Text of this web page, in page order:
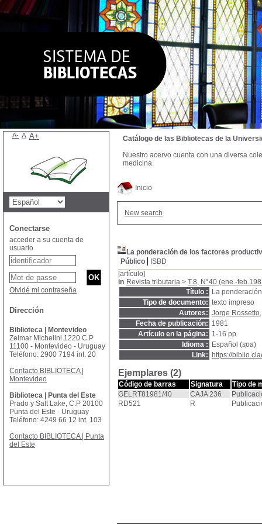
Inicio
New search
La ponderación de los factores
Público
ISBD
[artículo]
in Revista tributaria > T.8, N°40 (ene.-
Título :
La
Tipo de documento: texto impreso
Autores: Jorge Rossetto
Fecha de publicación: 1981
Artículo en la página: 1-16 pp.
Idioma :
Español (spa)
Link:
https://
Ejemplares (2)
Código de barras Signatura
Tipo de
GELRT81981/40
CAJA 236
RD521
R
Catálogo de las Bibliotecas de la
Nuestro acervo cuenta con una diversa
medicina.
A- A A+
Conectarse
acceder a su cuenta de
usuario
Olvidé mi contraseña
Dirección
Biblioteca | Montevideo
Zelmar Michelini 1220 C.P
11100 - Montevideo - Uruguay
Teléfono: 2900 7194 int. 20
Contacto BIBLIOTECA |
Montevideo
Biblioteca | Punta del Este
Prado y Salt Lake, C.P 20100
Punta del Este - Uruguay
Teléfono: 4249 66 12 int. 103
Contacto BIBLIOTECA | Punta
del Este